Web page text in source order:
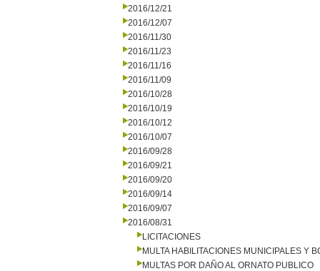
2016/12/21
2016/12/07
2016/11/30
2016/11/23
2016/11/16
2016/11/09
2016/10/28
2016/10/19
2016/10/12
2016/10/07
2016/09/28
2016/09/21
2016/09/20
2016/09/14
2016/09/07
2016/08/31
LICITACIONES
MULTA HABILITACIONES MUNICIPALES Y
MULTAS POR DAÑO AL ORNATO PUBLICO